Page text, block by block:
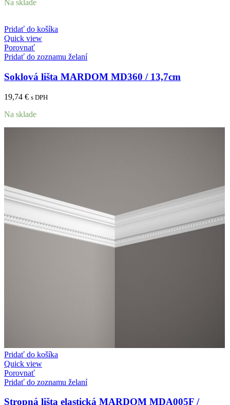
Na sklade
Pridať do košíka
Quick view
Porovnať
Pridať do zoznamu želaní
Soklová lišta MARDOM MD360 / 13,7cm
19,74 € s DPH
Na sklade
Pridať do košíka
Quick view
Porovnať
Pridať do zoznamu želaní
Stropná lišta elastická MARDOM MDA005F /